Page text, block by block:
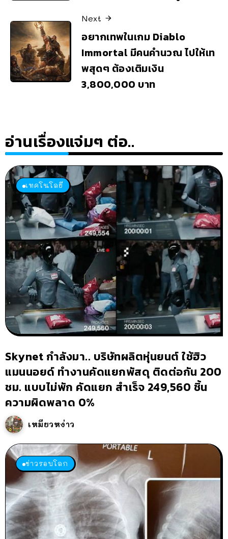
Next
อยากเทพในเกม Diablo
Immortal มีคนคำนวณ ไปให้เท
พสุดๆ ต้องเติมเงิน
3,800,000 บาท
อ่านเรื่องแจ่มๆ ต่อ..
เทคโนโลยี
Skynet กำลังมา.. บริษัทผลิตหุ่นยนต์ ใช้ฮิว
แมนนอยด์ ทำงานคัดแยกพัสดุ ติดต่อกัน 200
ชม. แบบไม่พัก คัดแยก สำเร็จ 249,560 ชิ้น
ความผิดพลาด 0%
เหมียวหง่าว
ข่าวรอบโลก